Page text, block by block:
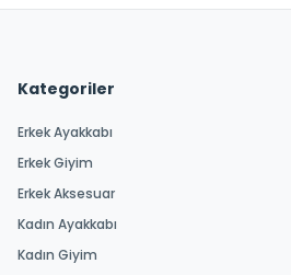
Kategoriler
Erkek Ayakkabı
Erkek Giyim
Erkek Aksesuar
Kadın Ayakkabı
Kadın Giyim